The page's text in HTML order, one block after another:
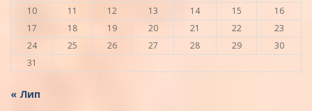
10
11 12 13 14 15
16
17
18 19 20 21 22
23
24
25 26 27 28 29
30
31
« Лип